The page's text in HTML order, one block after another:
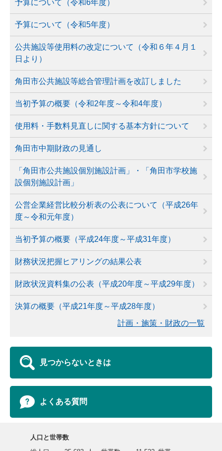
予算について（令和6年度）
予算について（令和5年度）
公共施設等使用料の改定について（令和６年４月１
日より）
角田市公共施設等総合管理計画を改訂しました
当初予算の概要（令和2年度～令和4年度）
使用料・手数料見直しに関する基本方針について
角田市中期財政の見通し
「角田市公共施設個別施設計画」・「角田市学校施
設個別施設計画」
公営企業経営比較分析表の公表について（平成26年
度～令和元年度）
当初予算の概要（平成24年度～平成31年度）
財務状況把握ヒアリングの結果公表
財政状況資料集の公表（平成20年度～平成29年度）
決算の概要（平成21年度～平成28年度）
計画・施策・財政の一覧
見つからないときは
よくある質問
人口と世帯数